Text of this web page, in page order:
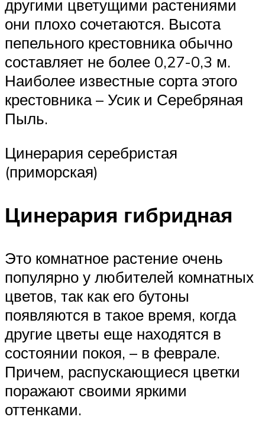
другими цветущими растениями
они плохо сочетаются. Высота
пепельного крестовника обычно
составляет не более 0,27-0,3 м.
Наиболее известные сорта этого
крестовника – Усик и Серебряная
Пыль.
Цинерария серебристая
(приморская)
Цинерария гибридная
Это комнатное растение очень
популярно у любителей комнатных
цветов, так как его бутоны
появляются в такое время, когда
другие цветы еще находятся в
состоянии покоя, – в феврале.
Причем, распускающиеся цветки
поражают своими яркими
оттенками.